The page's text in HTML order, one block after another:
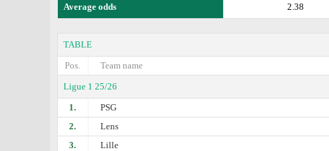
Average odds 2.38
TABLE
Pos.
Team name
Ligue 1 25/26
1.
PSG
2.
Lens
3.
Lille